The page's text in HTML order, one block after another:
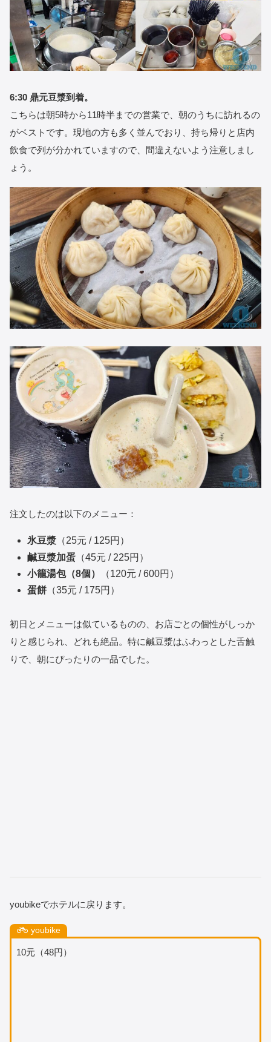
6:30 鼎元豆漿到着。
こちらは朝5時から11時半までの営業で、朝のうちに訪れるの
がベストです。現地の方も多く並んでおり、持ち帰りと店内
飲食で列が分かれていますので、間違えないよう注意しまし
ょう。
注文したのは以下のメニュー：
氷豆漿 （25元 / 125円）
鹹豆漿加蛋 （45元 / 225円）
小籠湯包（8個）
（120元 / 600円）
蛋餅 （35元 / 175円）
初日とメニューは似ているものの、お店ごとの個性がしっか
りと感じられ、どれも絶品。特に鹹豆漿はふわっとした舌触
りで、朝にぴったりの一品でした。
youbikeでホテルに戻ります。
youbike
10元（48円）